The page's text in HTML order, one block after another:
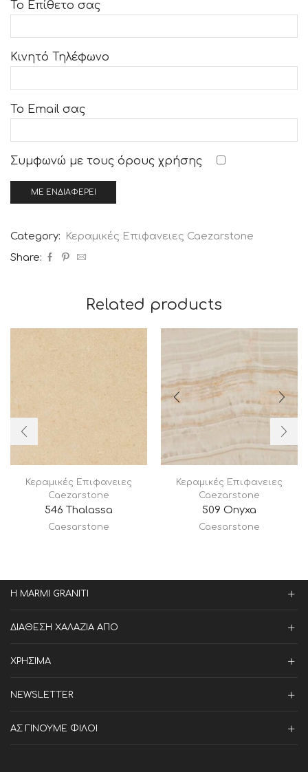
Το Επίθετο σας
Κινητό Τηλέφωνο
Το Email σας
Συμφωνώ με τους όρους χρήσης
Category:
Κεραμικές Επιφανειες Caezarstone
Share:
Related products
Κεραμικές Επιφανειες
Caezarstone
546 Thalassa
Caesarstone
Κεραμικές Επιφανειες
Caezarstone
509 Onyxa
Caesarstone
Η MARMI GRANITI
ΔΙΑΘΕΣΗ ΧΑΛΑΖΙΑ ΑΠΟ
ΧΡΗΣΙΜΑ
NEWSLETTER
ΑΣ ΓΙΝΟΥΜΕ ΦΙΛΟΙ